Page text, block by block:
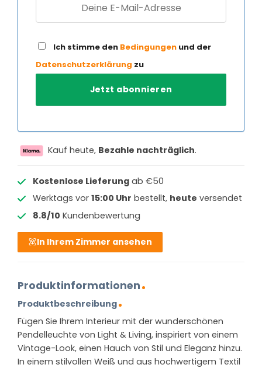
Ich stimme den Bedingungen und der
Datenschutzerklärung zu
Kauf heute, Bezahle nachträglich.
Kostenlose Lieferungab €50
Werktags vor 15:00 Uhr bestellt, heute versendet
8.8/10 Kundenbewertung
In Ihrem Zimmer ansehen
Produktinformationen
Produktbeschreibung
Fügen Sie Ihrem Interieur mit der wunderschönen
Pendelleuchte von Light & Living, inspiriert von einem
Vintage-Look, einen Hauch von Stil und Eleganz hinzu.
In einem stilvollen Weiß und aus hochwertigem Textil